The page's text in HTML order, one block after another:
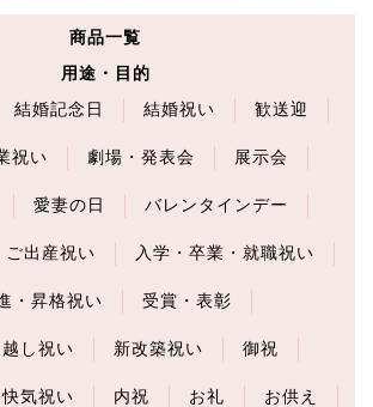
商品一覧
用途・目的
結婚記念日 結婚祝い 歓送迎
祝い 劇場・発表会 展示会
愛妻の日 バレンタインデー
ご出産祝い 入学・卒業・就職祝い
・昇格祝い 受賞・表彰
し祝い 新改築祝い 御祝
快気祝い 内祝 お礼 お供え